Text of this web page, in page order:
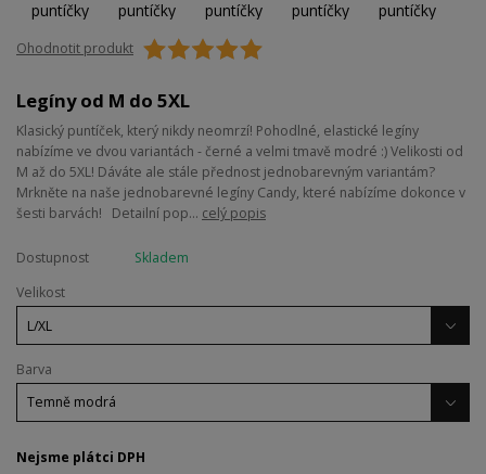
Ohodnotit produkt
Legíny od M do 5XL
Klasický puntíček, který nikdy neomrzí! Pohodlné, elastické legíny
nabízíme ve dvou variantách - černé a velmi tmavě modré :) Velikosti od
M až do 5XL! Dáváte ale stále přednost jednobarevným variantám?
Mrkněte na naše jednobarevné legíny Candy, které nabízíme dokonce v
šesti barvách! Detailní pop... celý popis
Dostupnost
Skladem
Velikost
Barva
Nejsme plátci DPH